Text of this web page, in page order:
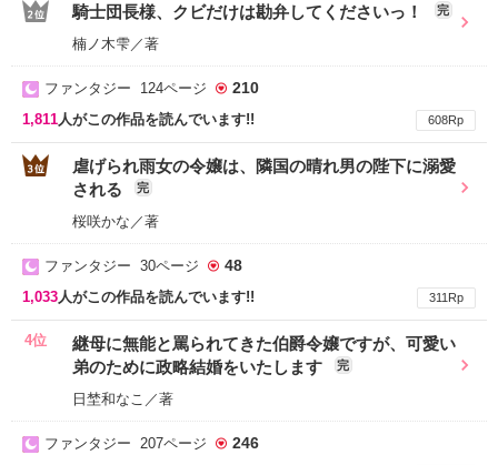
騎士団長様、クビだけは勘弁してくださいっ！ 完
楠ノ木雫／著
ファンタジー 124ページ 210
1,811人がこの作品を読んでいます!! 608Rp
虐げられ雨女の令嬢は、隣国の晴れ男の陛下に溺愛
される
完
桜咲かな／著
ファンタジー 30ページ 48
1,033人がこの作品を読んでいます!! 311Rp
4位
継母に無能と罵られてきた伯爵令嬢ですが、可愛い
弟のために政略結婚をいたします
完
日埜和なこ／著
ファンタジー 207ページ 246